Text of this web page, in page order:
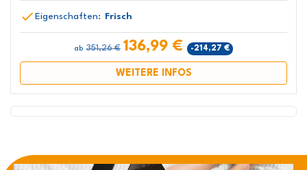
Eigenschaften: Frisch
ab 351,26 € 136,99 € -214,27 €
WEITERE INFOS